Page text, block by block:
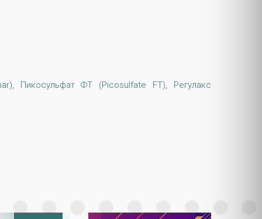
Пикосульфат ФТ (Picosulfate FT), Регулакс